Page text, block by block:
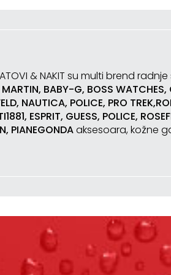
& NAKIT su multi brend
BABY-G, BOSS WATCHES,
NAUTICA, POLICE, PRO
ESPRIT, GUESS, POLICE,
PIANEGONDAaksesoara, kožne